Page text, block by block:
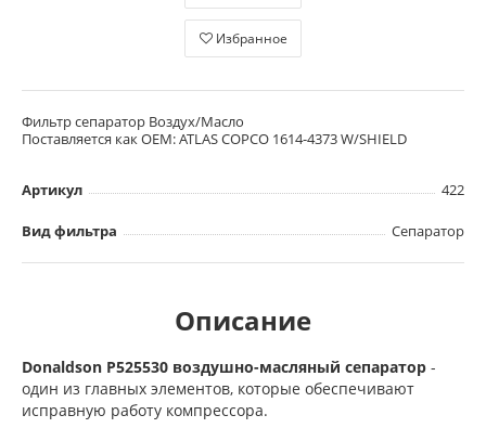
Избранное
Фильтр сепаратор Воздух/Масло
Поставляется как OEM: ATLAS COPCO 1614-4373 W/SHIELD
Артикул 422
Вид фильтра Сепаратор
Описание
Donaldson P525530 воздушно-масляный сепаратор -
один из главных элементов, которые обеспечивают
исправную работу компрессора.